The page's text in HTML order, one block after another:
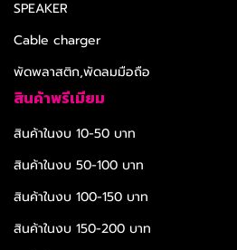
SPEAKER
Cable charger
พัดพลาสติก,พัดลมมือถือ
สินค้าพรีเมียม
สินค้าในงบ 10-50 บาท
สินค้าในงบ 50-100 บาท
สินค้าในงบ 100-150 บาท
สินค้าในงบ 150-200 บาท